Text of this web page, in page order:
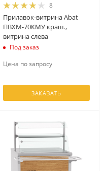
8
Прилавок-витрина Abat
ПВХМ-70КМУ краш.,
витрина слева
Под заказ
Цена по запросу
ЗАКАЗАТЬ